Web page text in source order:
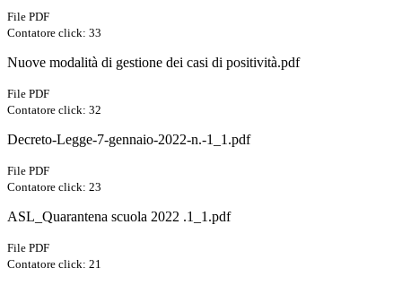
File PDF
Contatore click: 33
Nuove modalità di gestione dei casi di positività.pdf
File PDF
Contatore click: 32
Decreto-Legge-7-gennaio-2022-n.-1_1.pdf
File PDF
Contatore click: 23
ASL_Quarantena scuola 2022 .1_1.pdf
File PDF
Contatore click: 21